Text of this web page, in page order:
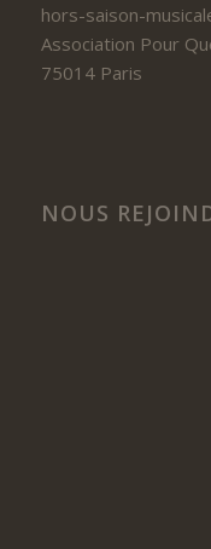
hors-saison-
Association Pour
75014 Paris
NOUS